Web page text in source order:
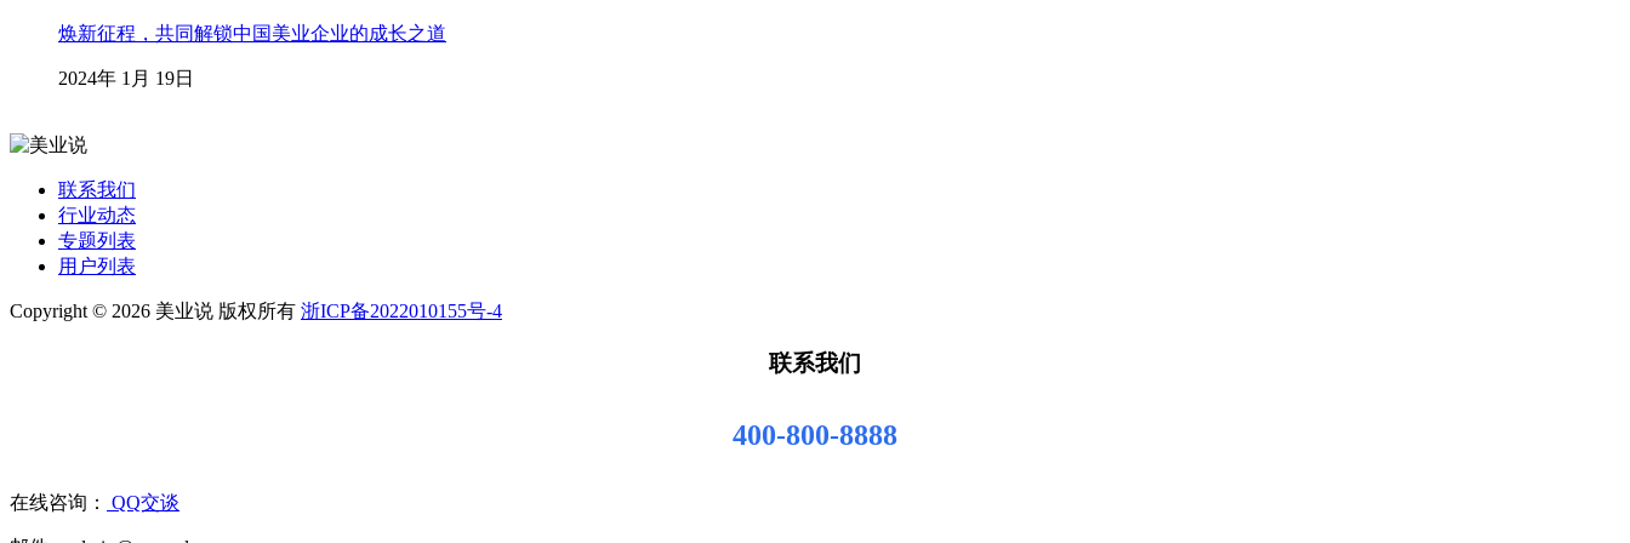
焕新征程，共同解锁中国美业企业的成长之道
2024年 1月 19日
联系我们
行业动态
专题列表
用户列表
Copyright © 2026 美业说 版权所有 浙ICP备2022010155号-4
联系我们
400-800-8888
在线咨询： QQ交谈